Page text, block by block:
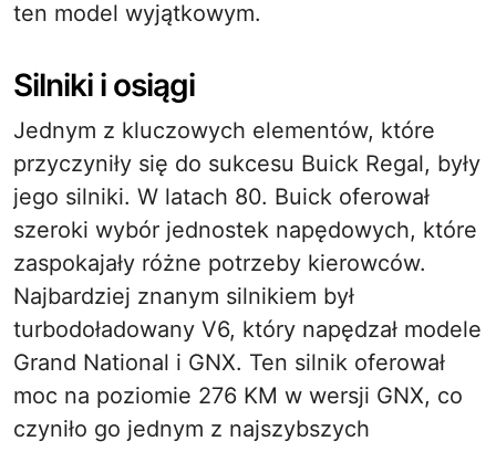
ten model wyjątkowym.
Silniki i osiągi
Jednym z kluczowych elementów, które
przyczyniły się do sukcesu Buick Regal, były
jego silniki. W latach 80. Buick oferował
szeroki wybór jednostek napędowych, które
zaspokajały różne potrzeby kierowców.
Najbardziej znanym silnikiem był
turbodoładowany V6, który napędzał modele
Grand National i GNX. Ten silnik oferował
moc na poziomie 276 KM w wersji GNX, co
czyniło go jednym z najszybszych